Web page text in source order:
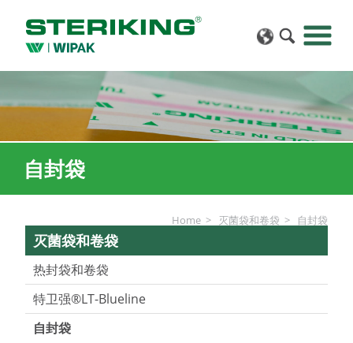
自封袋
Home 灭菌袋和卷袋 自封袋
灭菌袋和卷袋
热封袋和卷袋
特卫强®LT-Blueline
自封袋